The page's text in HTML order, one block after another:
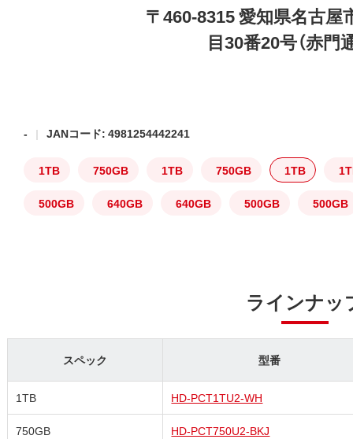
〒460-8315 愛知県名古屋
目30番20号（赤門
- JANコード: 4981254442241
1TB 750GB 1TB 750GB 1TB
500GB 640GB 640GB 500GB 500GB
ラインナッ
スペック 型番
1TB HD-PCT1TU2-WH
750GB HD-PCT750U2-BKJ